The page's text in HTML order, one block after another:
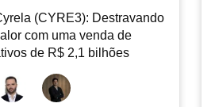
(CYRE3): Destravando
com uma venda de
de R$ 2,1 bilhões